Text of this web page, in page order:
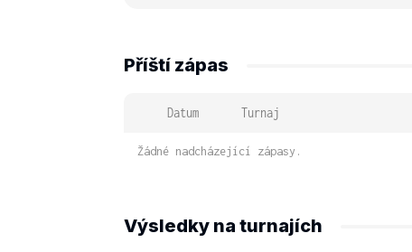
Příští zápas
Datum Turnaj
Žádné nadcházející zápasy.
Výsledky na turnajích